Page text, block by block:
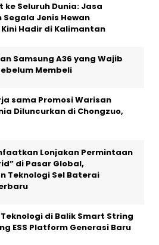
ke Seluruh Dunia: Jasa
Segala Jenis Hewan
Hadir di Kalimantan
Samsung A36 yang Wajib
Membeli
sama Promosi Warisan
Diluncurkan di Chongzuo,
Lonjakan Permintaan
di Pasar Global,
Teknologi Sel Baterai
di Balik Smart String
ESS Platform Generasi Baru